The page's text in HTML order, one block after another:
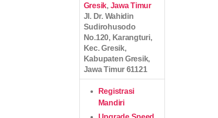
Gresik, Jawa Timur
Jl. Dr. Wahidin
Sudirohusodo
No.120, Karangturi,
Kec. Gresik,
Kabupaten Gresik,
Jawa Timur 61121
Registrasi
Mandiri